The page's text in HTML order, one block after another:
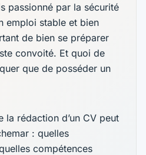
passionné par la sécurité
emploi stable et bien
de bien se préparer
convoité. Et quoi de
que de posséder un
la rédaction d’un CV peut
: quelles
compétences